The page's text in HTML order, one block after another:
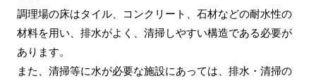
調理場の床はタイル、コンクリート、石材などの耐水性の
材料を用い、排水がよく、清掃しやすい構造である必要が
あります。
また、清掃等に水が必要な施設にあっては、排水・清掃の